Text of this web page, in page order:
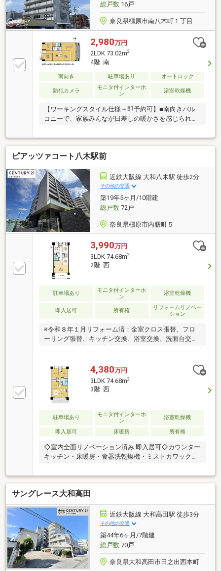
総戸数16戸
奈良県橿原市南八木町１丁目
2,980万円
2LDK 73.02m2
4階 南
南向き 駐車場あり オートロック
防犯カメラ
モニタ付インターホ
ン
浴室乾燥機
【ワーキングスタイル仕様＋即予約可】■南向きバル
コニーで、家族みんなが日差しの暖かさを感じられま
きで、初期費用を抑えて引越しができますね！
ピアッツァコート八木駅前
近鉄大阪線 大和八木駅 徒歩2分
その他の交通
築19年5ヶ月/10階建
総戸数72戸
奈良県橿原市内膳町５
3,990万円
3LDK 74.68m2
2階 西
駐車場あり
モニタ付インターホ
ン
浴室乾燥機
即入居可 所有権
リフォームリノベー
ション
※令和８年１月リフォーム済：全室クロス張替、フロ
ーリング張替、キッチン交換、浴室交換、洗面台交
換、トイレ交換、建具交換、ハウスクリーニング、食
洗器取付※専有面積はトランクルーム面積１．０５
㎡、出窓面積１．６６㎡を含みます※アルコーブ面
積：０．６０㎡、メーターボックス面積：１．０８㎡
4,380万円
3LDK 74.68m2
3階 西
駐車場あり
モニタ付インターホ
ン
浴室乾燥機
即入居可 床暖房 所有権
◇室内全面リノベーション済み 即入居可◇カウンター
キッチン・床暖房・食器洗乾燥機・ミストカワック・
手洗いカウンター付きトイレ◇宅配ボックス・防犯カ
メラ◇ペット飼育可（規約による規定あり）◇バルコ
ニー出幅2ｍ◇トランクルーム有◇敷地内分譲駐車
場 ※機械式駐車場につきサイズの規定有（全長
5050mm、全幅1950mm、全高2100mm、重量
2300kg）
サングレース大和高田
近鉄大阪線 大和高田駅 徒歩3分
その他の交通
築44年6ヶ月/7階建
総戸数70戸
奈良県大和高田市日之出西本町